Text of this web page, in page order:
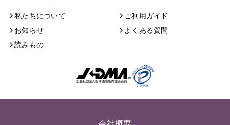
私たちについて
ご利用ガイド
お知らせ
よくある質問
読みもの